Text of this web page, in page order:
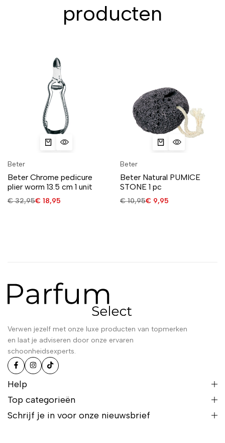
producten
Beter
Beter Chrome pedicure
plier worm 13.5 cm 1 unit
€32,95€ 18,95
Beter
Beter Natural PUMICE
STONE 1 pc
€10,95€ 9,95
Verwen jezelf met onze luxe producten van topmerken
en laat je adviseren door onze ervaren
schoonheidsexperts.
Help
Top categorieën
Schrijf je in voor onze nieuwsbrief